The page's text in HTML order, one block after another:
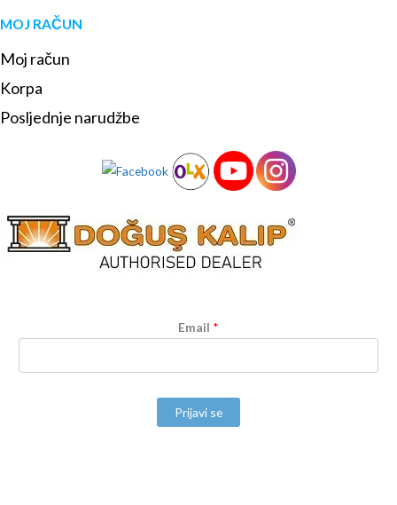
MOJ RAČUN
Moj račun
Korpa
Posljednje narudžbe
Email *
Prijavi se